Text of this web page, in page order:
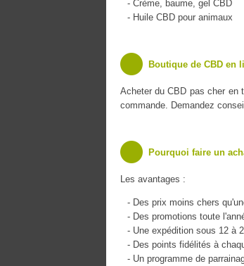
- Crème, baume, gel CBD
- Huile CBD pour animaux
Boutique de CBD en
Acheter du CBD pas cher en
commande. Demandez
Pourquoi faire un
Les avantages :
- Des prix moins chers
- Des promotions toute
- Une expédition sous 12 à
- Des points fidélités à
- Un programme de